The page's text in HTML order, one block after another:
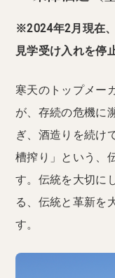
※2024年2月現在
見学受け入れを停
寒天のトップメー
が、存続の危機に
ぎ、酒造りを続け
槽搾り」という、
す。伝統を大切に
る、伝統と革新を
す。